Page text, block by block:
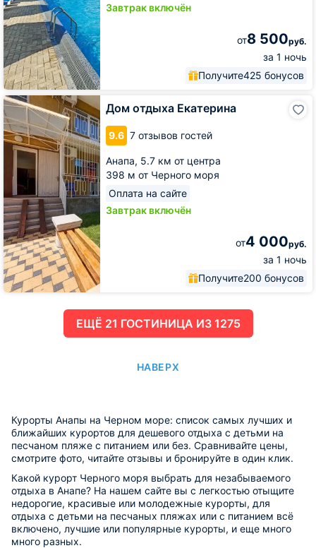
Завтрак включён
от8 500руб.
за 1 ночь
Получите425 бонусов
Дом отдыха Екатерина
9.6 7 отзывов гостей
Анапа, 5.7 км от центра
398 м от Черного моря
Оплата на сайте
Завтрак включён
от4 000руб.
за 1 ночь
Получите200 бонусов
Дом
отдыха
Екатерина
ЕЩË 21 ГОСТИНИЦА ИЗ 1275
НАВЕРХ
Курорты Анапы на Черном море: список самых лучших и
ближайших курортов для дешевого отдыха с детьми на
песчаном пляже с питанием или без. Сравнивайте цены,
смотрите фото, читайте отзывы и бронируйте в один клик.
Какой курорт Черного моря выбрать для незабываемого
отдыха в Анапе? На нашем сайте вы с легкостью отыщите
недорогие, красивые или молодежные курорты, для
отдыха с детьми на песчаных пляжах или с питанием всё
включено, лучшие или популярные курорты, и еще много
много разных.